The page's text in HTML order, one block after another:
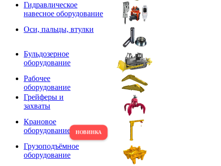
Гидравлическое
навесное оборудование
Оси, пальцы, втулки
Бульдозерное
оборудование
Рабочее
оборудование
Грейферы и
захваты
Крановое
оборудование
Грузоподъёмное
оборудование